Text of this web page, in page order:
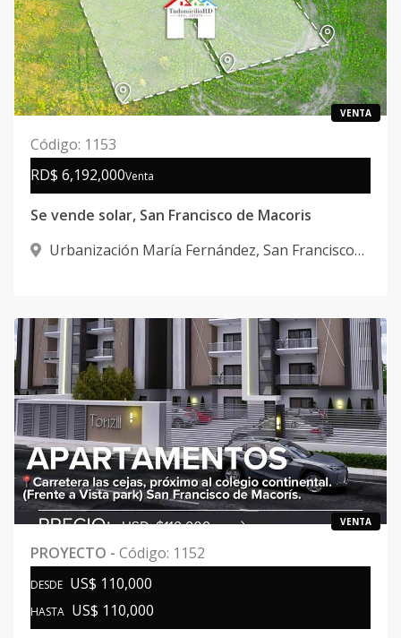
VENTA
Código: 1153
RD$ 6,192,000Venta
Se vende solar, San Francisco de Macoris
Urbanización María Fernández, San Francisco
VENTA
PROYECTO - Código: 1152
DESDE US$ 110,000
HASTA US$ 110,000